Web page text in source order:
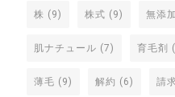
株 (9) 株式 (9) 無添加
肌ナチュール (7) 育毛剤
薄毛 (9) 解約 (6) 請